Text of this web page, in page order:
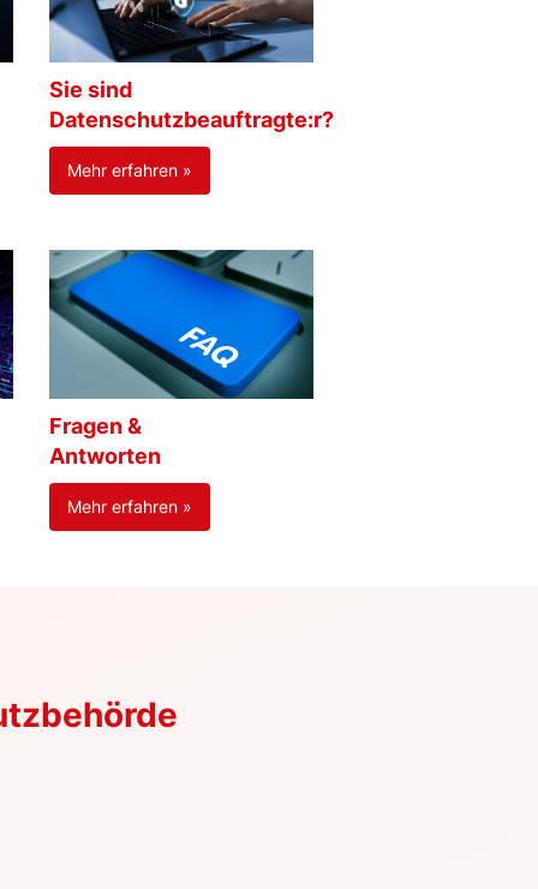
Sie sind
Datenschutzbeauftragte:r?
Mehr erfahren »
Fragen &
Antworten
Mehr erfahren »